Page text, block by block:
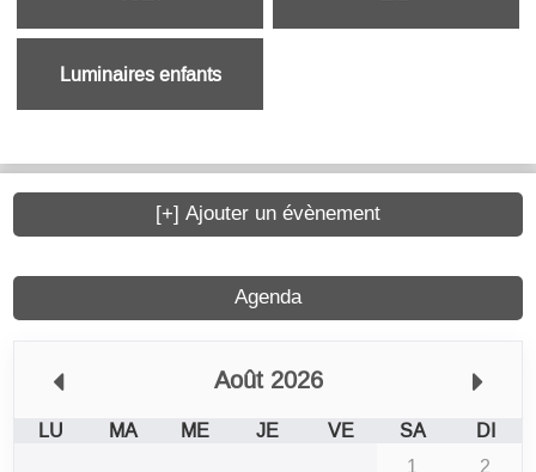
Luminaires enfants
Agenda
Août 2026
LU MA ME JE VE SA
DI
[+] Ajouter un évènement